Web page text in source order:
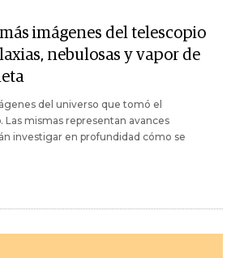
imágenes del telescopio
nebulosas y vapor de
del universo que tomó el
Las mismas representan avances
investigar en profundidad cómo se